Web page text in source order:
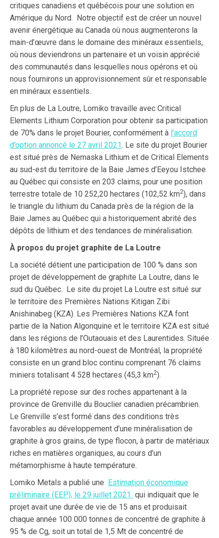
critiques canadiens et québécois pour une solution en
Amérique du Nord. Notre objectif est de créer un nouvel
avenir énergétique au Canada où nous augmenterons la
main-d’œuvre dans le domaine des minéraux essentiels,
où nous deviendrons un partenaire et un voisin apprécié
des communautés dans lesquelles nous opérons et où
nous fournirons un approvisionnement sûr et responsable
en minéraux essentiels.
En plus de La Loutre, Lomiko travaille avec Critical
Elements Lithium Corporation pour obtenir sa participation
de 70% dans le projet Bourier, conformément à l’accord
d’option annoncé le 27 avril 2021. Le site du projet Bourier
est situé près de Nemaska Lithium et de Critical Elements
au sud-est du territoire de la Baie James d’Eeyou Istchee
au Québec qui consiste en 203 claims, pour une position
terrestre totale de 10 252,20 hectares (102,52 km2), dans
le triangle du lithium du Canada près de la région de la
Baie James au Québec qui a historiquement abrité des
dépôts de lithium et des tendances de minéralisation.
À propos du projet graphite de La Loutre
La société détient une participation de 100 % dans son
projet de développement de graphite La Loutre, dans le
sud du Québec. Le site du projet La Loutre est situé sur
le territoire des Premières Nations Kitigan Zibi
Anishinabeg (KZA). Les Premières Nations KZA font
partie de la Nation Algonquine et le territoire KZA est situé
dans les régions de l’Outaouais et des Laurentides. Située
à 180 kilomètres au nord-ouest de Montréal, la propriété
consiste en un grand bloc continu comprenant 76 claims
miniers totalisant 4 528 hectares (45,3 km2).
La propriété repose sur des roches appartenant à la
province de Grenville du Bouclier canadien précambrien.
Le Grenville s’est formé dans des conditions très
favorables au développement d’une minéralisation de
graphite à gros grains, de type flocon, à partir de matériaux
riches en matières organiques, au cours d’un
métamorphisme à haute température.
Lomiko Metals a publié une Estimation économique
préliminaire (EEP), le 29 juillet 2021 qui indiquait que le
projet avait une durée de vie de 15 ans et produisait
chaque année 100 000 tonnes de concentré de graphite à
95 % de Cg, soit un total de 1,5 Mt de concentré de